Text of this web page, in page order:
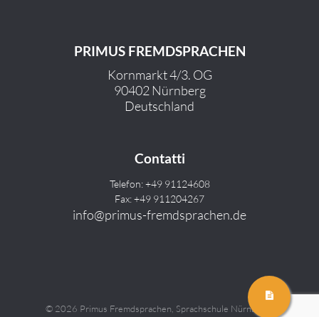
PRIMUS FREMDSPRACHEN
Kornmarkt 4/3. OG
90402 Nürnberg
Deutschland
Contatti
Telefon: +49 91124608
Fax: +49 911204267
info@primus-fremdsprachen.de
© 2026 Primus Fremdsprachen, Sprachschule Nürnbergv